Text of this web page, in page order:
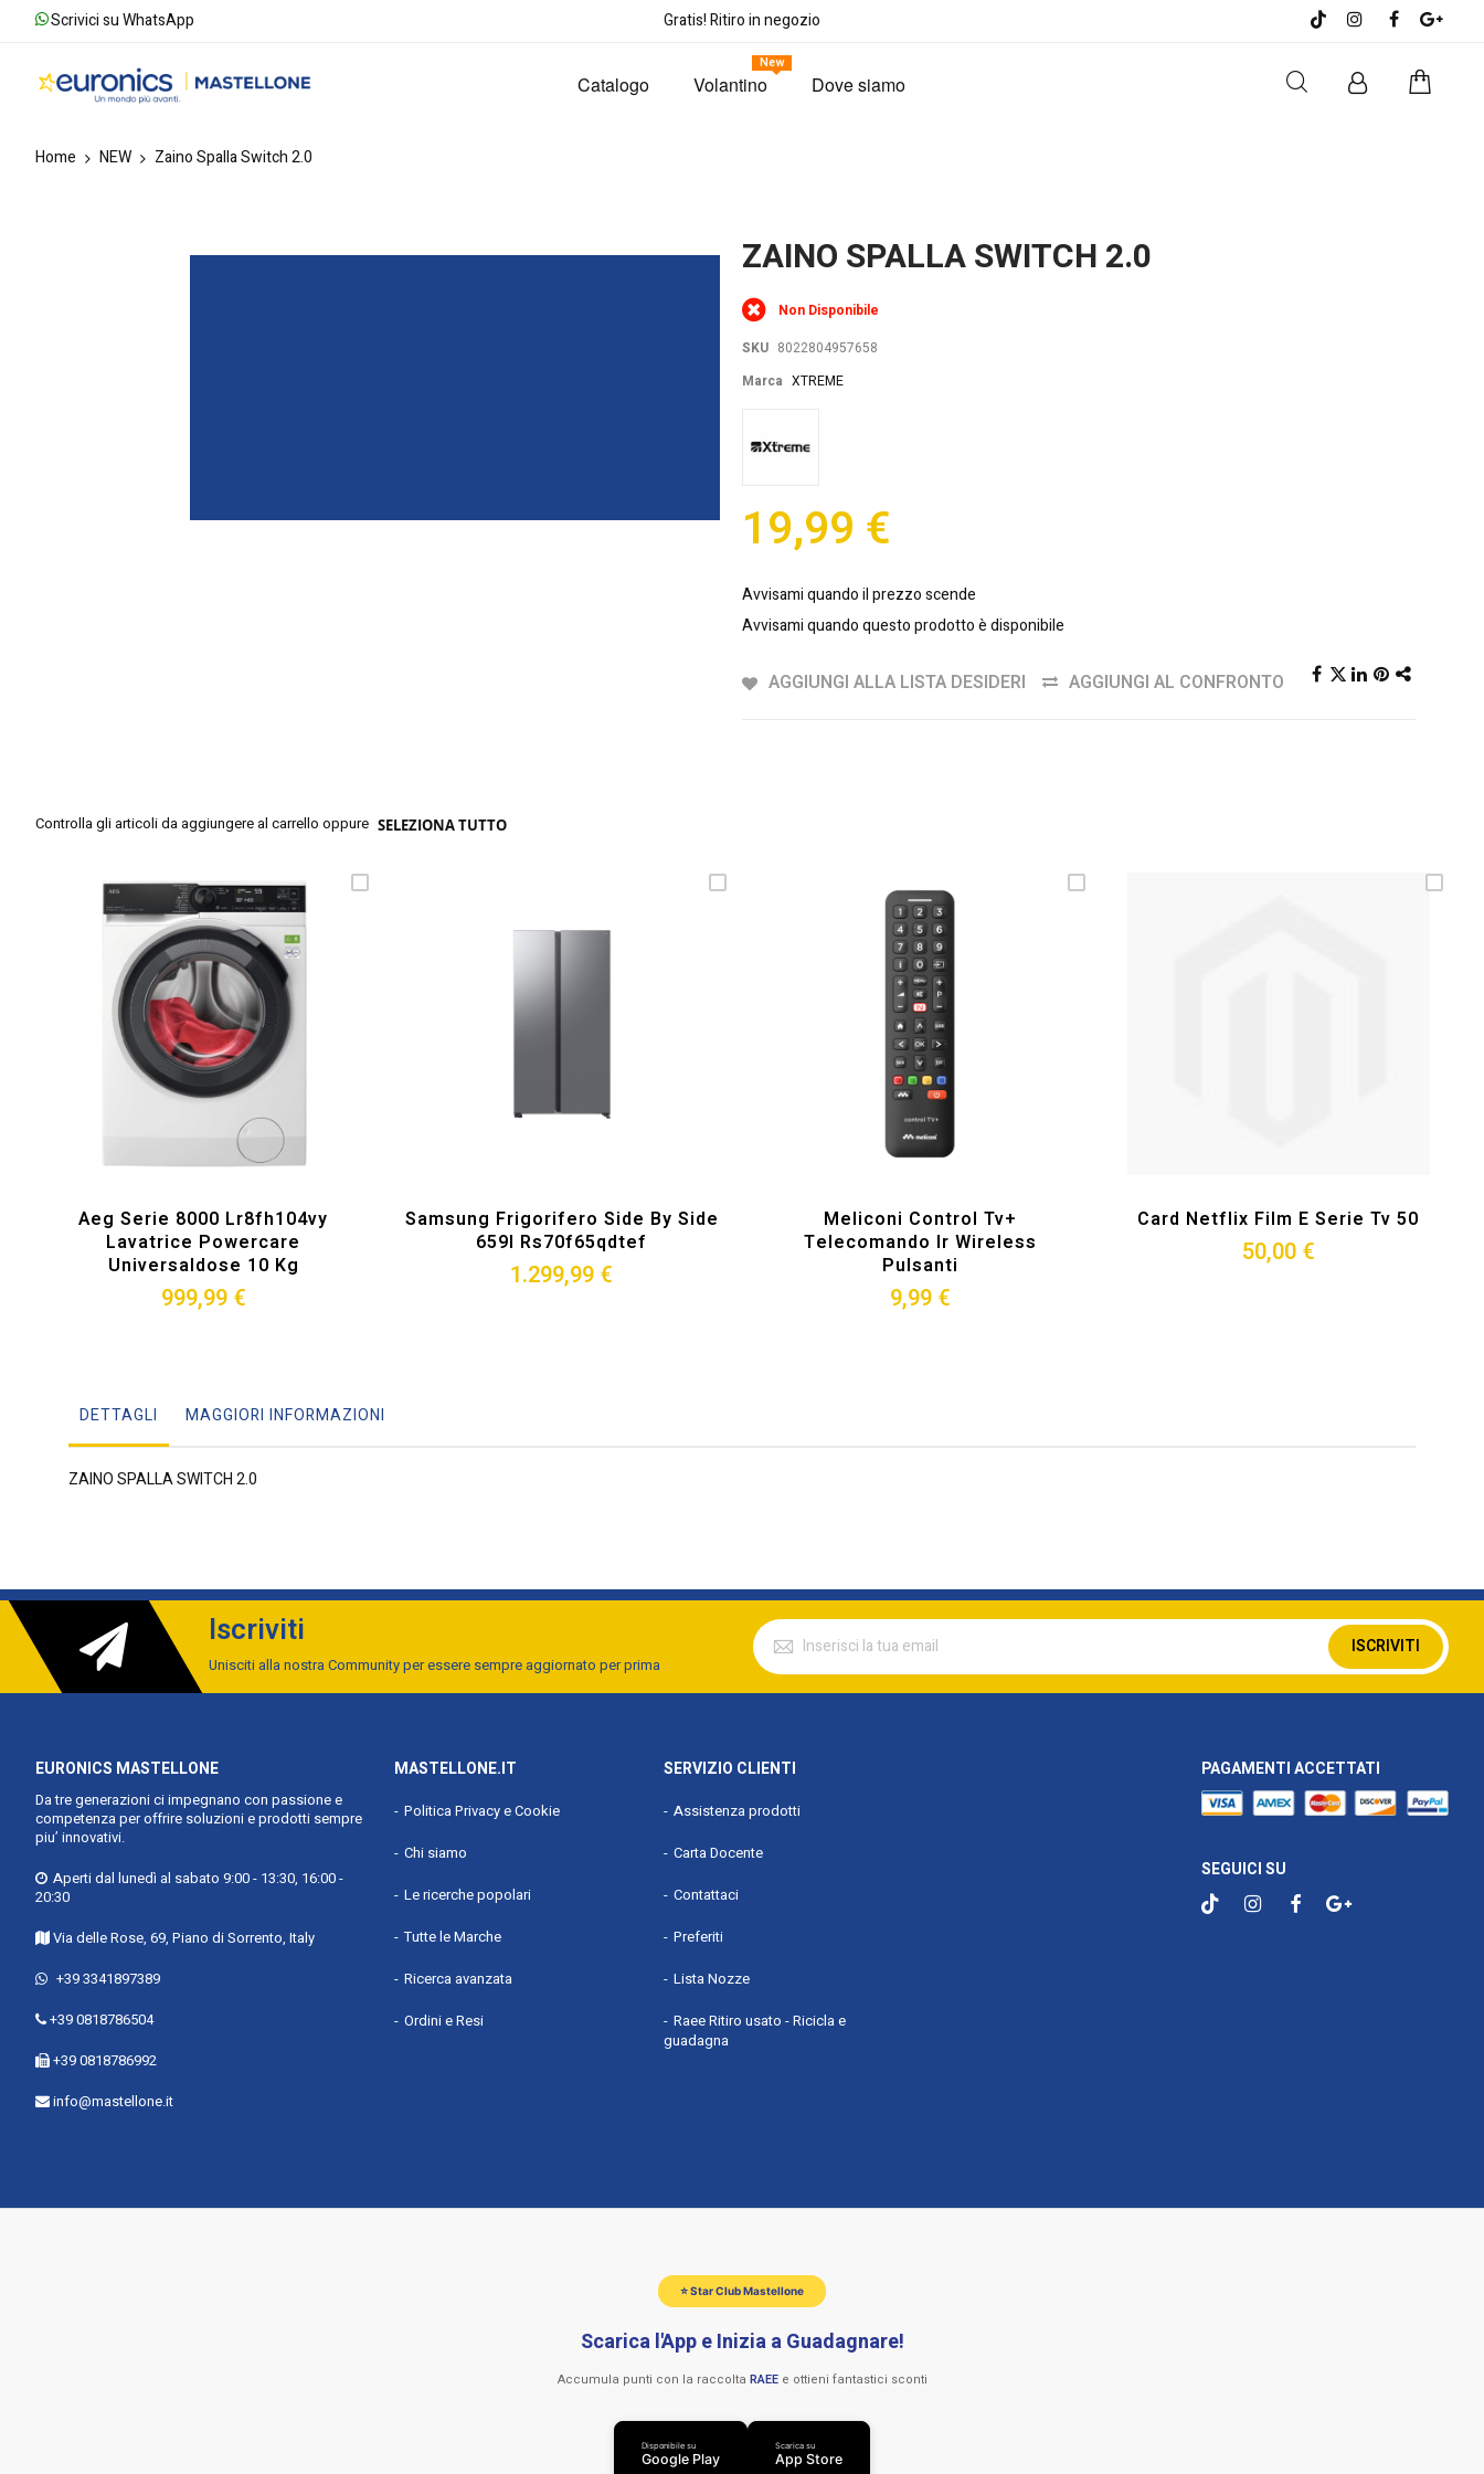
Scrivici su WhatsApp Gratis! Ritiro in negozio
Catalogo Volantino
New
Dove siamo
Home NEW Zaino Spalla Switch 2.0
ZAINO SPALLA SWITCH 2.0
Non Disponibile
SKU 8022804957658
Marca XTREME
19,99 €
Avvisami quando il prezzo scende
Avvisami quando questo prodotto è disponibile
AGGIUNGI ALLA LISTA DESIDERI AGGIUNGI AL CONFRONTO
Controlla gli articoli da aggiungere al carrello oppure SELEZIONA TUTTO
Aeg Serie 8000 Lr8fh104vy
Lavatrice Powercare
Universaldose 10 Kg
999,99 €
Samsung Frigorifero Side By Side
659l Rs70f65qdtef
1.299,99 €
Meliconi Control Tv+
Telecomando Ir Wireless
Pulsanti
9,99 €
Card Netflix Film E Serie Tv 50
50,00 €
DETTAGLI MAGGIORI INFORMAZIONI
ZAINO SPALLA SWITCH 2.0
Iscriviti
Unisciti alla nostra Community per essere sempre aggiornato per prima
Iscriviti
alla
nostra
ISCRIVITI
EURONICS MASTELLONE
Da tre generazioni ci impegnano con passione e
competenza per offrire soluzioni e prodotti sempre
piu’ innovativi.
Aperti dal lunedì al sabato 9:00 - 13:30, 16:00 -
20:30
Via delle Rose, 69, Piano di Sorrento, Italy
+39 3341897389
+39 0818786504
+39 0818786992
info@mastellone.it
MASTELLONE.IT
Politica Privacy e Cookie
Chi siamo
Le ricerche popolari
Tutte le Marche
Ricerca avanzata
Ordini e Resi
SERVIZIO CLIENTI
Assistenza prodotti
Carta Docente
Contattaci
Preferiti
Lista Nozze
Raee Ritiro usato - Ricicla e
guadagna
PAGAMENTI ACCETTATI
SEGUICI SU
⭐ Star Club Mastellone
Scarica l'App e Inizia a Guadagnare!
Accumula punti con la raccolta RAEEe ottieni fantastici sconti
Disponibile su
Google Play
Scarica su
App Store